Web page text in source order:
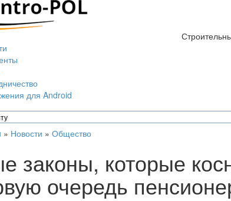
для Android
» Новости » Общество
законы, которые
очередь